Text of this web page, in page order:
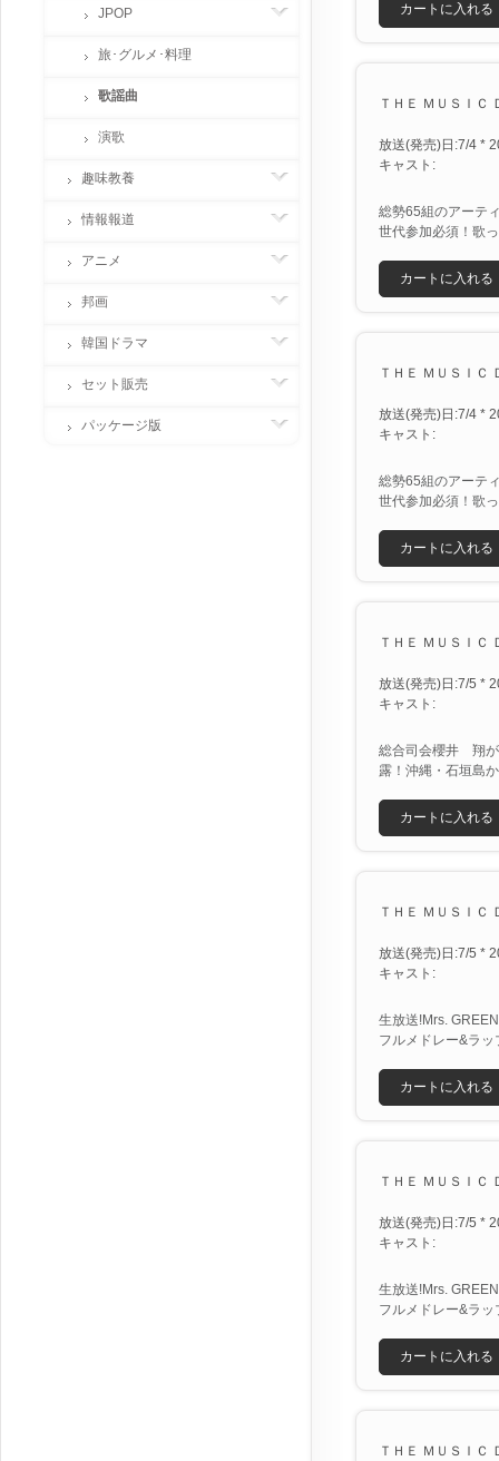
カートに入れる
ＴＨＥ ＭＵＳＩＣ
放送(発売)日:7/4 *
キャスト:
総勢65組のアーテ
世代参加必須！歌
カートに入れる
ＴＨＥ ＭＵＳＩＣ
放送(発売)日:7/4 *
キャスト:
総勢65組のアーテ
世代参加必須！歌
カートに入れる
ＴＨＥ ＭＵＳＩＣ
放送(発売)日:7/5 *
キャスト:
総合司会櫻井 翔が
露！沖縄・石垣島
カートに入れる
ＴＨＥ ＭＵＳＩＣ
放送(発売)日:7/5 *
キャスト:
生放送!Mrs.
フルメドレー&ラ
カートに入れる
ＴＨＥ ＭＵＳＩＣ
放送(発売)日:7/5 *
キャスト:
生放送!Mrs.
フルメドレー&ラ
カートに入れる
ＴＨＥ ＭＵＳＩＣ
JPOP
旅･グルメ･料理
歌謡曲
演歌
趣味教養
情報報道
アニメ
邦画
韓国ドラマ
セット販売
パッケージ版